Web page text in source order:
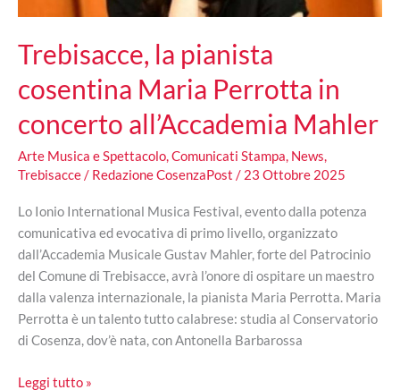
Trebisacce, la pianista
cosentina Maria Perrotta in
concerto all’Accademia Mahler
Arte Musica e Spettacolo,Comunicati Stampa, News,
Trebisacce/ Redazione CosenzaPost / 23 Ottobre 2025
Lo Ionio International Musica Festival, evento dalla potenza
comunicativa ed evocativa di primo livello, organizzato
dall’Accademia Musicale Gustav Mahler, forte del Patrocinio
del Comune di Trebisacce, avrà l’onore di ospitare un maestro
dalla valenza internazionale, la pianista Maria Perrotta. Maria
Perrotta è un talento tutto calabrese: studia al Conservatorio
di Cosenza, dov’è nata, con Antonella Barbarossa
Trebisacce,
Leggi tutto »